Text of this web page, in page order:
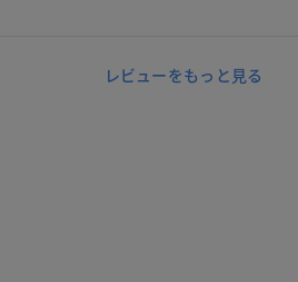
レビューをもっと見る